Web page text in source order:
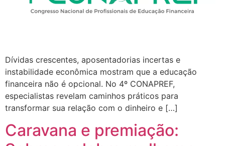
Dívidas crescentes, aposentadorias incertas e
instabilidade econômica mostram que a educação
financeira não é opcional. No 4º CONAPREF,
especialistas revelam caminhos práticos para
transformar sua relação com o dinheiro e […]
Caravana e premiação: